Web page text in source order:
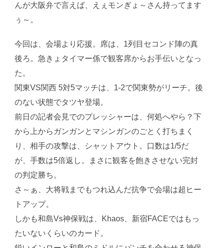
んが大阪弁で言えば、えぇモンぎょ～さん持ってます
ぅ～。
今回は、会場より応援。席は、1列目セコンド陣の真
後ろ。急きょタイマー係で観客席からお手伝いとなっ
た。
関東VS関西 5対5マッチは、1-2で関東勢がリーチ。後
のない状態でタツヤ登場。
前日の記者会見でのプレッシャーは、何処へやら？下
から上からガンガンとマシンガンのごとく打ちまく
り、相手の攻撃は、シャットアウト。口数は1/5だ
が、手数は5倍返し。まさに観客を飽きさせない完封
の判定勝ち。
さ～ぁ、大将戦までもつれ込んだ抗争で会場は超ヒー
トアップ。
しかも和島Vs神保戦は、Khaos、新宿FACEではもっ
たいないくらいのカード。